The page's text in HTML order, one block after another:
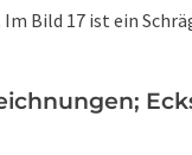
Im Bild 17 ist ein